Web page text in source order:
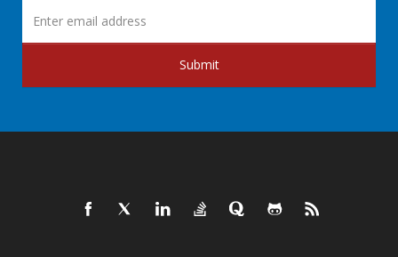
Submit